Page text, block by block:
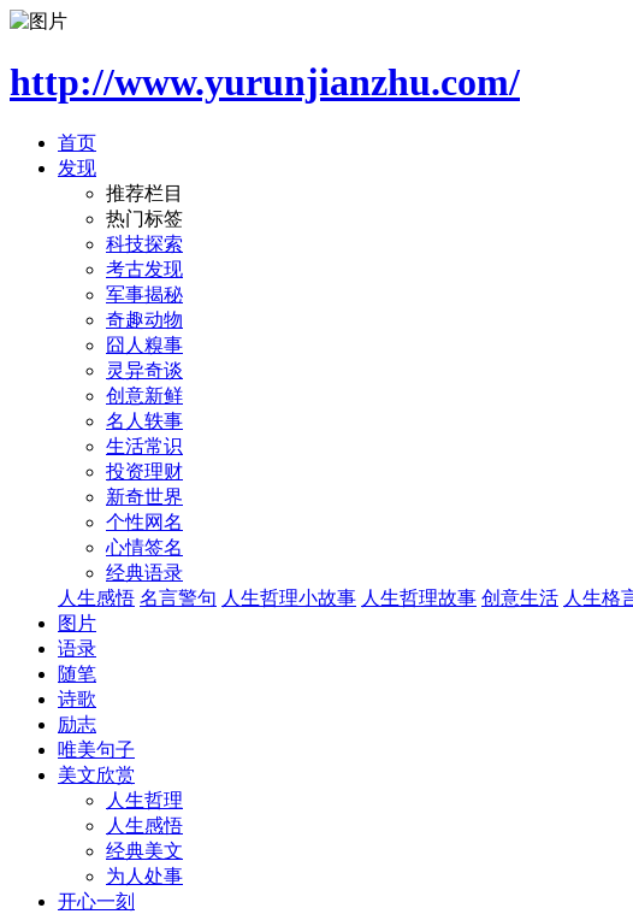
http://www.yurunjianzhu.com/
首页
发现
推荐栏目
热门标签
科技探索
考古发现
军事揭秘
奇趣动物
囧人糗事
灵异奇谈
创意新鲜
名人轶事
生活常识
投资理财
新奇世界
个性网名
心情签名
经典语录
人生感悟 名言警句 人生哲理小故事 人生哲理故事 创意生活 人生格
图片
语录
随笔
诗歌
励志
唯美句子
美文欣赏
人生哲理
人生感悟
经典美文
为人处事
开心一刻